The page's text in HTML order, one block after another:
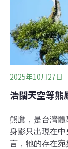
自然的跨界能
社團法人台灣
持，玉山國家
由拾遺工作室
化保存，完整
業及自然保育署
2025年10月27日
浩闊天空等熊
熊鷹，是台灣
身影只出現在
言，牠的存在